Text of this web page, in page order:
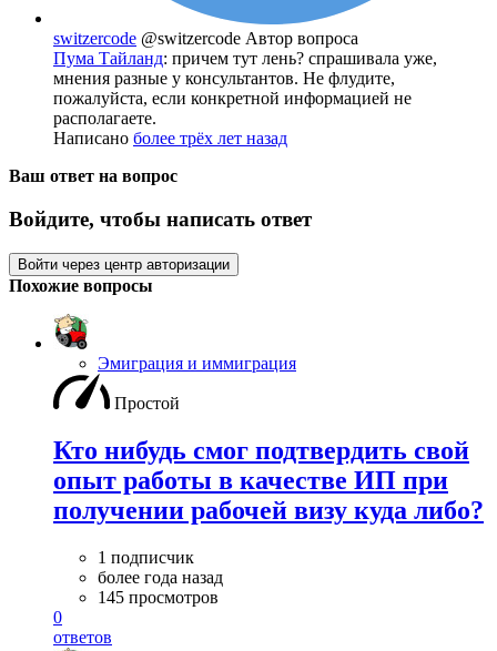
switzercode @switzercode Автор вопроса
Пума Тайланд: причем тут лень? спрашивала уже,
мнения разные у консультантов. Не флудите,
пожалуйста, если конкретной информацией не
располагаете.
Написано более трёх лет назад
Ваш ответ на вопрос
Войдите, чтобы написать ответ
Войти через центр авторизации
Похожие вопросы
Эмиграция и иммиграция
Простой
Кто нибудь смог подтвердить свой
опыт работы в качестве ИП при
получении рабочей визу куда либо?
1 подписчик
более года назад
145 просмотров
0
ответов